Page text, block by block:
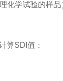
化学试验的样品
算SDI值：